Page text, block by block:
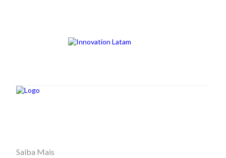
Saiba Mais